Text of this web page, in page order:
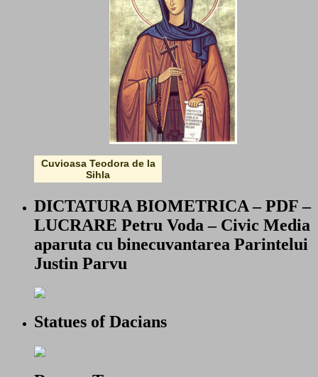
Cuvioasa Teodora de la
Sihla
DICTATURA BIOMETRICA – PDF –
LUCRARE Petru Voda – Civic Media
aparuta cu binecuvantarea Parintelui
Justin Parvu
Statues of Dacians